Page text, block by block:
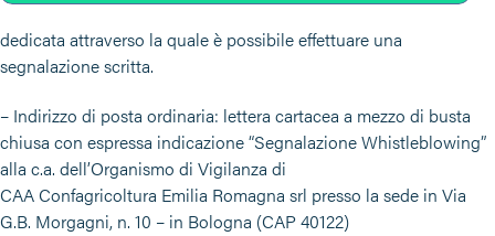
dedicata attraverso la quale è possibile effettuare una
segnalazione scritta.
– Indirizzo di posta ordinaria: lettera cartacea a mezzo di busta
chiusa con espressa indicazione “Segnalazione Whistleblowing”
alla c.a. dell’Organismo di Vigilanza di
CAA Confagricoltura Emilia Romagna srl presso la sede in Via
G.B. Morgagni, n. 10 – in Bologna (CAP 40122)